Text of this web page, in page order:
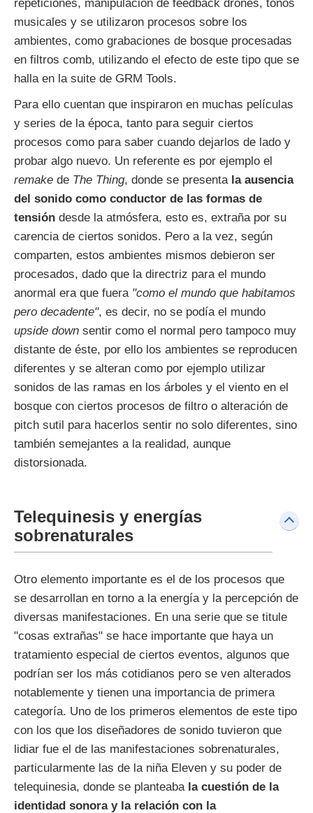
repeticiones, manipulación de feedback drones, tonos
musicales y se utilizaron procesos sobre los
ambientes, como grabaciones de bosque procesadas
en filtros comb, utilizando el efecto de este tipo que se
halla en la suite de GRM Tools.
Para ello cuentan que inspiraron en muchas películas
y series de la época, tanto para seguir ciertos
procesos como para saber cuando dejarlos de lado y
probar algo nuevo. Un referente es por ejemplo el
remake de The Thing, donde se presenta la ausencia
del sonido como conductor de las formas de
tensión desde la atmósfera, esto es, extraña por su
carencia de ciertos sonidos. Pero a la vez, según
comparten, estos ambientes mismos debieron ser
procesados, dado que la directriz para el mundo
anormal era que fuera "como el mundo que habitamos
pero decadente", es decir, no se podía el mundo
upside down sentir como el normal pero tampoco muy
distante de éste, por ello los ambientes se reproducen
diferentes y se alteran como por ejemplo utilizar
sonidos de las ramas en los árboles y el viento en el
bosque con ciertos procesos de filtro o alteración de
pitch sutil para hacerlos sentir no solo diferentes, sino
también semejantes a la realidad, aunque
distorsionada.
Telequinesis y energías
sobrenaturales
Otro elemento importante es el de los procesos que
se desarrollan en torno a la energía y la percepción de
diversas manifestaciones. En una serie que se titule
"cosas extrañas" se hace importante que haya un
tratamiento especial de ciertos eventos, algunos que
podrían ser los más cotidianos pero se ven alterados
notablemente y tienen una importancia de primera
categoría. Uno de los primeros elementos de este tipo
con los que los diseñadores de sonido tuvieron que
lidiar fue el de las manifestaciones sobrenaturales,
particularmente las de la niña Eleven y su poder de
telequinesia, donde se planteaba la cuestión de la
identidad sonora y la relación con la